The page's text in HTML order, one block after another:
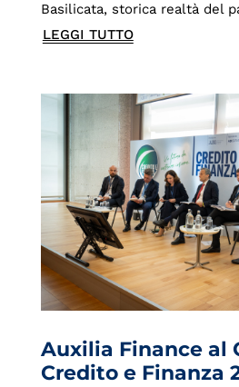
Basilicata, storica realtà del
LEGGI TUTTO
Auxilia Finance al
Credito e Finanza